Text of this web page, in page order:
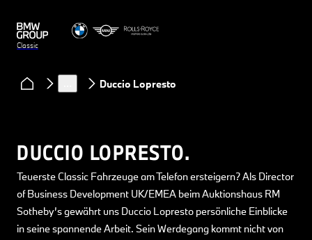
Classic
Clubs & Community
Podcast Classic Heart
Duccio Lopresto
DUCCIO LOPRESTO.
Teuerste Classic Fahrzeuge am Telefon ersteigern? Als Director
of Business Development UK/EMEA beim Auktionshaus RM
Sotheby’s gewährt uns Duccio Lopresto persönliche Einblicke
in seine spannende Arbeit. Sein Werdegang kommt nicht von